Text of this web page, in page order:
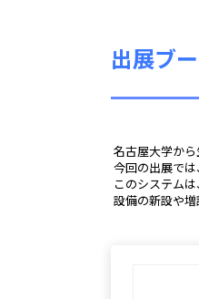
出展ブ
名古屋大学か
今回の出展で
このシステム
設備の新設や